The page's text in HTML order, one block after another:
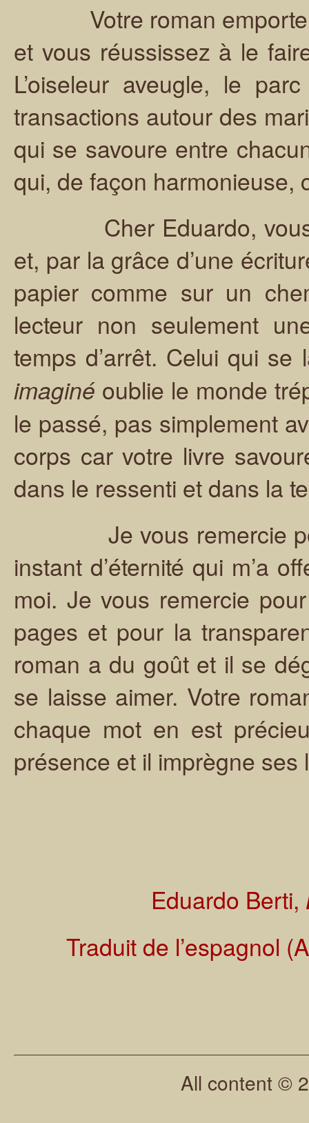
Votre roman emporte ;
et vous réussissez à le
L’oiseleur aveugle, le
transactions autour des
qui se savoure entre
qui, de façon harmonieuse,
Cher Eduardo, vous
et, par la grâce d’une
papier comme sur un
lecteur non seulement
temps d’arrêt. Celui qui
imaginé oublie le monde
le passé, pas simplement
corps car votre livre
dans le ressenti et dans la
Je vous remercie
instant d’éternité qui m’a
moi. Je vous remercie
pages et pour la
roman a du goût et il se
se laisse aimer. Votre
chaque mot en est
présence et il imprègne
Eduardo Berti,
Traduit de l’espagnol
All content ©